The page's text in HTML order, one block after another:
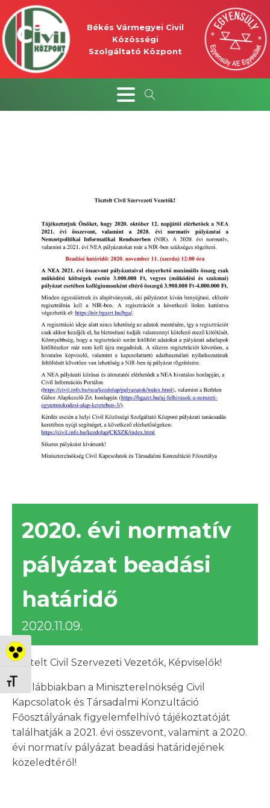
Nagy kontraszt váltása
Betűméret váltása
Békés Vármegyei Civil
Közösségi
Szolgáltató Központ
2020. évi normatív
pályázat beadási
határidő
2020.11.09.
Tisztelt Civil Szervezeti Vezetők, Képviselők!
Az alábbiakban a Miniszterelnökség Civil
Kapcsolatok és Társadalmi Konzultáció
Főosztályának figyelemfelhívó tájékoztatóját
találhatják a 2021. évi összevont, valamint a 2020.
évi normatív pályázat beadási határidejének
közeledtéről!